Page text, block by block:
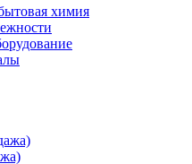
химия